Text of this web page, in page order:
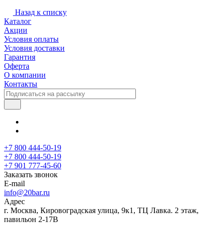
Назад к списку
Каталог
Акции
Условия оплаты
Условия доставки
Гарантия
Оферта
О компании
Контакты
+7 800 444-50-19
+7 800 444-50-19
+7 901 777-45-60
Заказать звонок
E-mail
info@20bar.ru
Адрес
г. Москва, Кировоградская улица, 9к1, ТЦ Лавка. 2 этаж,
павильон 2-17В